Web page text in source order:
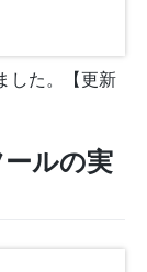
した。【更新
ルの実